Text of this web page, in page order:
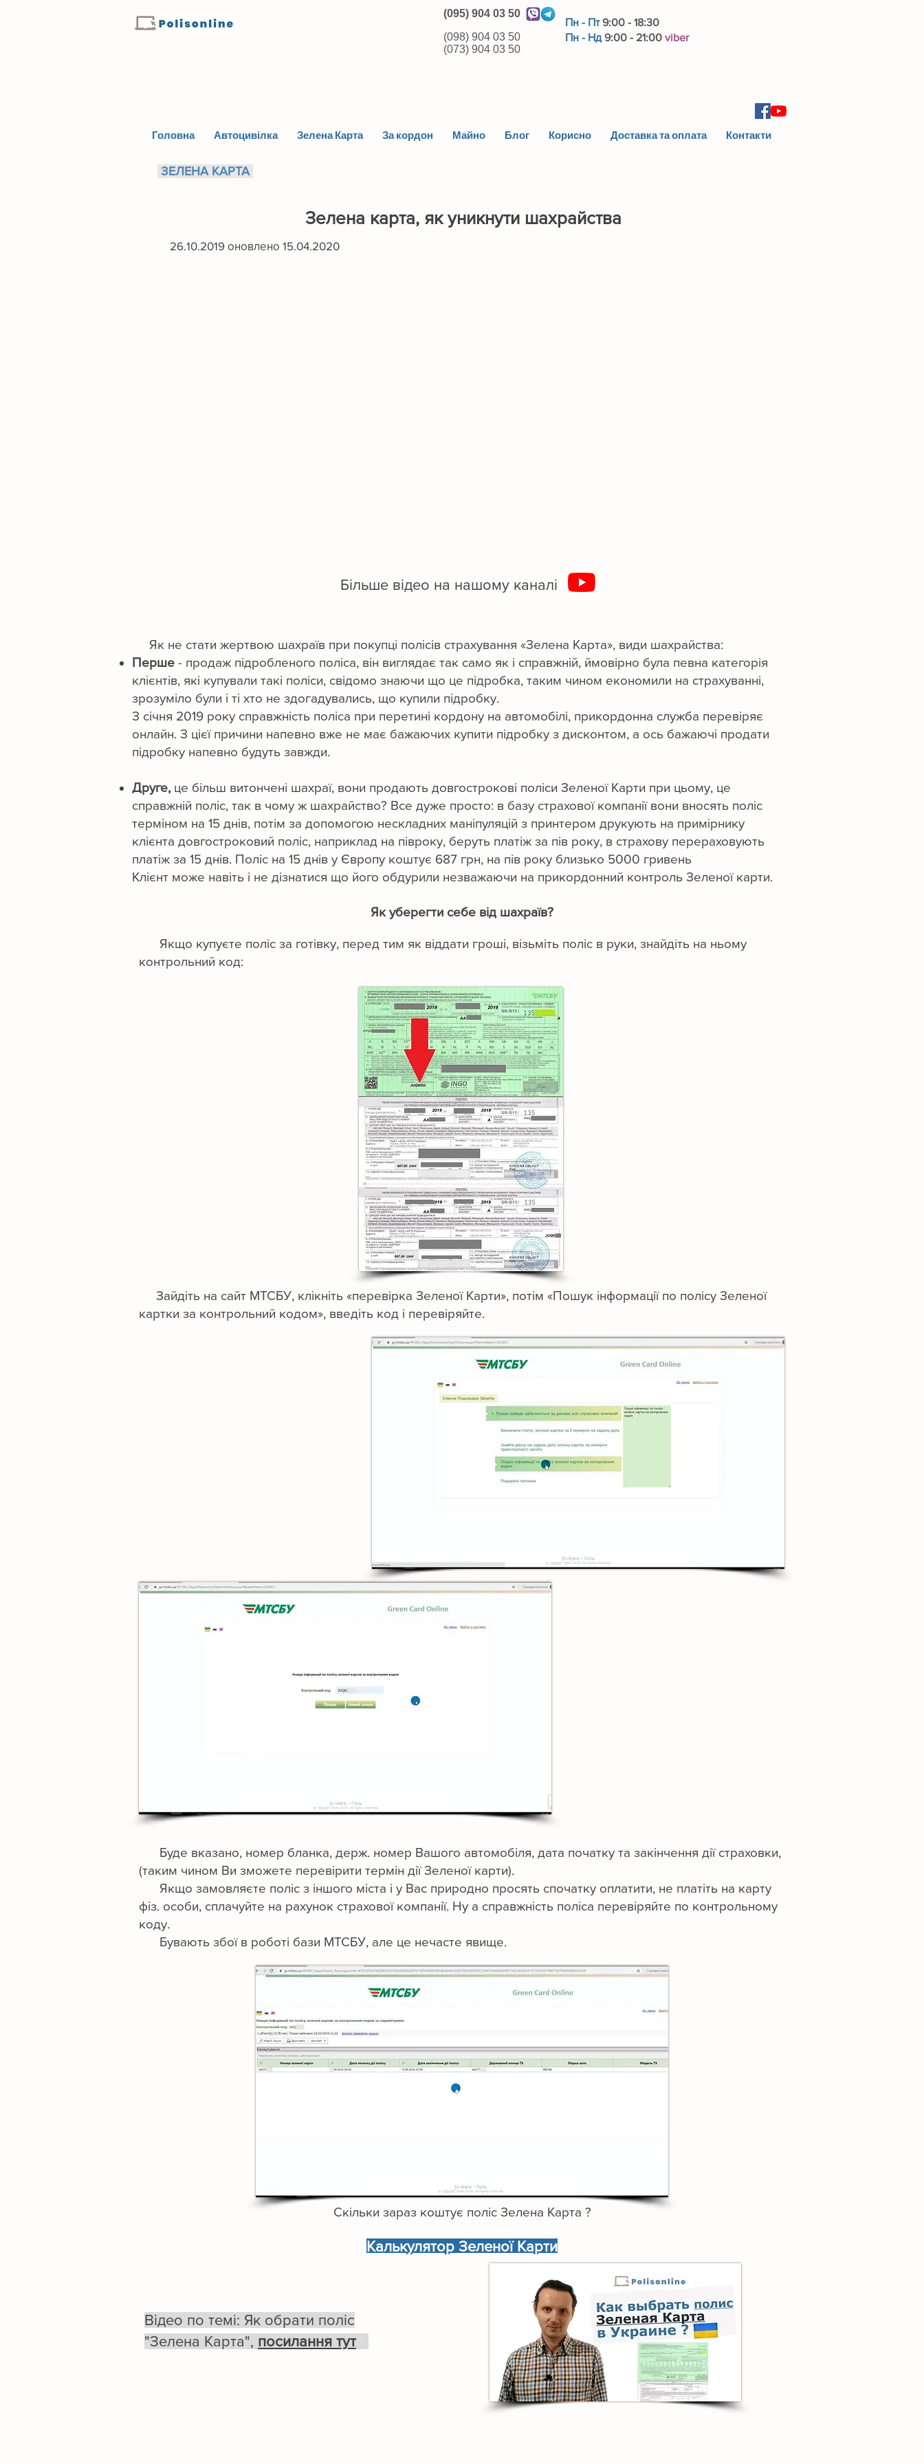
(095) 904 03 50
(098) 904 03 50
(073) 904 03 50
Пн - Пт9:00 - 18:30
Пн - Нд9:00 - 21:00 viber
Головна Автоцивілка Зелена Карта За кордон Майно Блог Корисно Доставка та оплата Контакти
ЗЕЛЕНА КАРТА
Зелена карта, як уникнути шахрайства
26.10.2019 оновлено 15.04.2020
Більше відео на нашому каналі
Як не стати жертвою шахраїв при покупці полісів страхування «Зелена Карта», види шахрайства:
Перше - продаж підробленого поліса, він виглядає так само як і справжній, ймовірно була певна категорія
клієнтів, які купували такі поліси, свідомо знаючи що це підробка, таким чином економили на страхуванні,
зрозуміло були і ті хто не здогадувались, що купили підробку.
З січня 2019 року справжність поліса при перетині кордону на автомобілі, прикордонна служба перевіряє
онлайн. З цієї причини напевно вже не має бажаючих купити підробку з дисконтом, а ось бажаючі продати
підробку напевно будуть завжди.
Друге, це більш витончені шахраї, вони продають довгострокові поліси Зеленої Карти при цьому, це
справжній поліс, так в чому ж шахрайство? Все дуже просто: в базу страхової компанії вони вносять поліс
терміном на 15 днів, потім за допомогою нескладних маніпуляцій з принтером друкують на примірнику
клієнта довгостроковий поліс, наприклад на півроку, беруть платіж за пів року, в страхову перераховують
платіж за 15 днів. Поліс на 15 днів у Європу коштує 687 грн, на пів року близько 5000 гривень
Клієнт може навіть і не дізнатися що його обдурили незважаючи на прикордонний контроль Зеленої карти.
Як уберегти себе від шахраїв?
Якщо купуєте поліс за готівку, перед тим як віддати гроші, візьміть поліс в руки, знайдіть на ньому
контрольний код:
Зайдіть на сайт МТСБУ, клікніть «перевірка Зеленої Карти», потім «Пошук інформації по полісу Зеленої
картки за контрольний кодом», введіть код і перевіряйте.
Буде вказано, номер бланка, держ. номер Вашого автомобіля, дата початку та закінчення дії страховки,
(таким чином Ви зможете перевірити термін дії Зеленої карти).
Якщо замовляєте поліс з іншого міста і у Вас природно просять спочатку оплатити, не платіть на карту
фіз. особи, сплачуйте на рахунок страхової компанії. Ну а справжність поліса перевіряйте по контрольному
коду.
Бувають збої в роботі бази МТСБУ, але це нечасте явище.
Скільки зараз коштує поліс Зелена Карта ?
Калькулятор Зеленої Карти
Відео по темі: Як обрати поліс
"Зелена Карта", посилання тут